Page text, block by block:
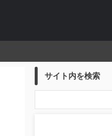
サイト内を検索